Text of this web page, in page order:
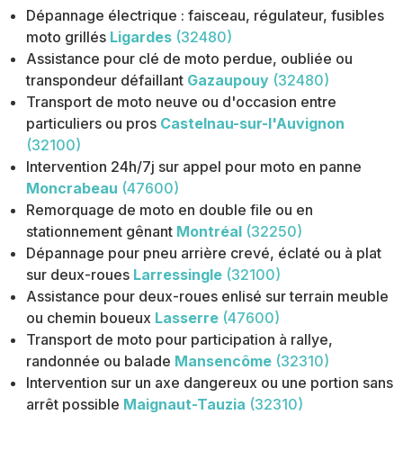
Dépannage électrique : faisceau, régulateur, fusibles
moto grillés Ligardes (32480)
Assistance pour clé de moto perdue, oubliée ou
transpondeur défaillant Gazaupouy (32480)
Transport de moto neuve ou d'occasion entre
particuliers ou pros Castelnau-sur-l'Auvignon
(32100)
Intervention 24h/7j sur appel pour moto en panne
Moncrabeau (47600)
Remorquage de moto en double file ou en
stationnement gênant Montréal (32250)
Dépannage pour pneu arrière crevé, éclaté ou à plat
sur deux-roues Larressingle (32100)
Assistance pour deux-roues enlisé sur terrain meuble
ou chemin boueux Lasserre (47600)
Transport de moto pour participation à rallye,
randonnée ou balade Mansencôme (32310)
Intervention sur un axe dangereux ou une portion sans
arrêt possible Maignaut-Tauzia (32310)